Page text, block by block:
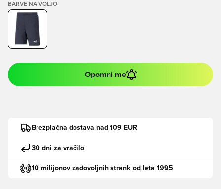
BARVE NA VOLJO
Opomni me
Brezplačna dostava nad 109 EUR
30 dni za vračilo
10 milijonov zadovoljnih strank od leta 1995